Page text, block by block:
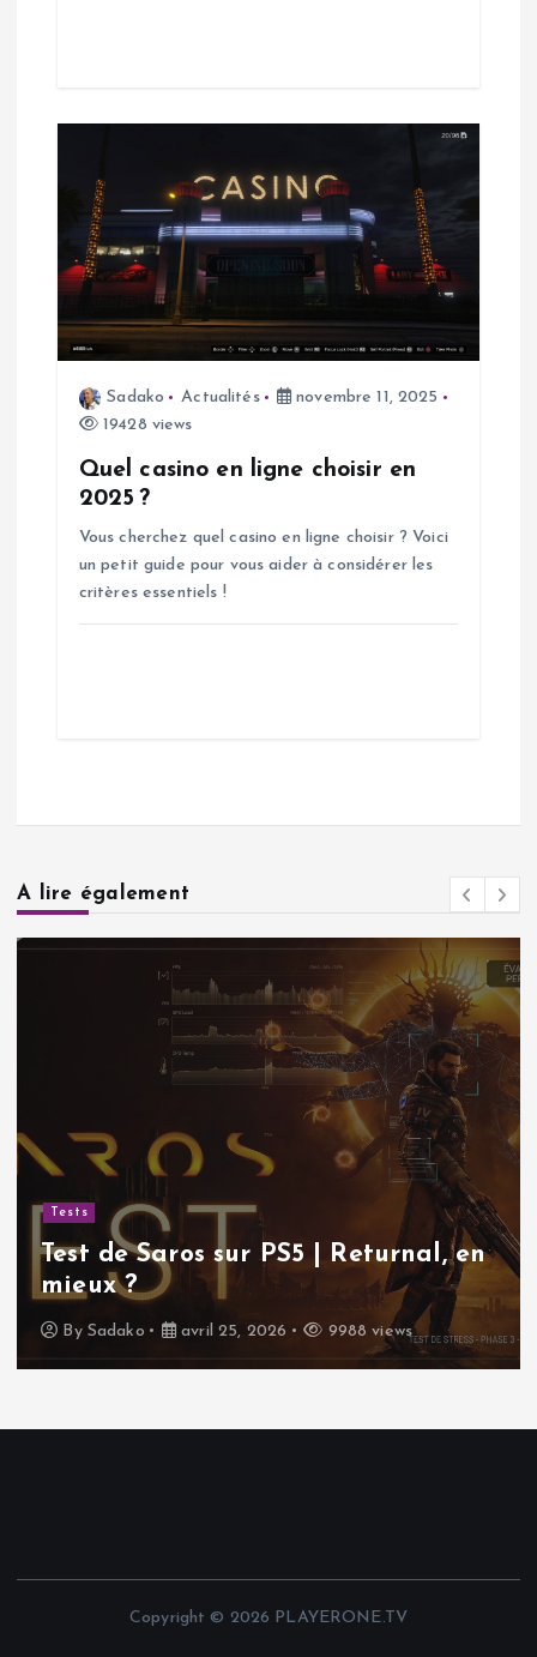
Sadako Actualités
novembre 11, 2025
19428 views
Quel casino en ligne choisir en
2025 ?
Vous cherchez quel casino en ligne choisir ? Voici
un petit guide pour vous aider à considérer les
critères essentiels !
A lire également
Tests
Test de Saros sur PS5 | Returnal, en
mieux ?
By Sadako avril 25, 2026 9988 views
Copyright © 2026 PLAYERONE.TV